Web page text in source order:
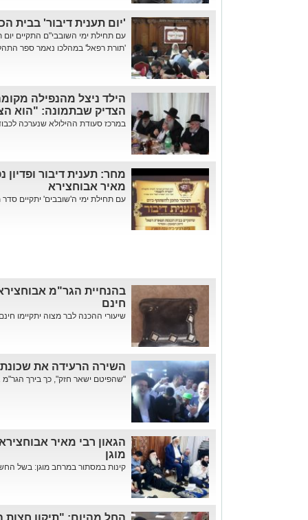
'יום תענית דיבור' בבית
עם תחילת ימי השובבי"ם התקיים
'תורת רפאל' במהלכו נאמר ספר
הילד ניצל מהנפילה
הצדיק שבתמונה: "הוא
במרכז סעודת ההילולא שנערכה
מחר: תענית דיבור
מאיר אבוחצירא
עם תחילת ימי ה'שובבים' יתקיים סדר
בהנחיית הגר"מ
חינם
שיעורי ההכנה לבר מצוה יתקיימו
השירה הרעידה את שכונת
"שהפיטם ישאר חזק", כך בירך
הגאון רבי מאיר
מוגן
קינות במסתור במרחב מוגן: בשל
החל מהיום: "תיקון חצות